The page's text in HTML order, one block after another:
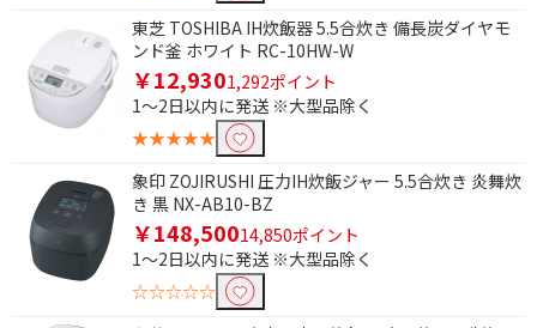
東芝 TOSHIBA IH炊飯器 5.5合炊き 備長炭ダイヤモ
ンド釜 ホワイト RC-10HW-W
￥12,9301,292ポイント
1～2日以内に発送 ※大型品除く
★★★★★
象印 ZOJIRUSHI 圧力IH炊飯ジャー 5.5合炊き 炎舞炊
き 黒 NX-AB10-BZ
￥148,50014,850ポイント
1～2日以内に発送 ※大型品除く
☆☆☆☆☆
炊飯方式で絞り込む
圧力IH
マイコン